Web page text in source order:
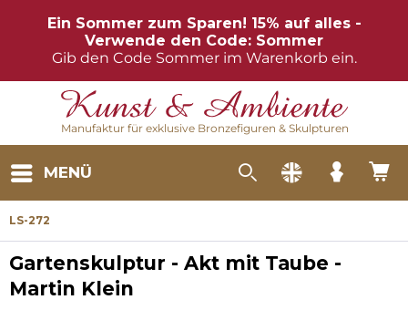
Ein Sommer zum Sparen! 15% auf alles -
Verwende den Code: Sommer
Gib den Code Sommer im Warenkorb ein.
Manufaktur für exklusive Bronzefiguren & Skulpturen
MENÜ
LS-272
Gartenskulptur - Akt mit Taube -
Martin Klein